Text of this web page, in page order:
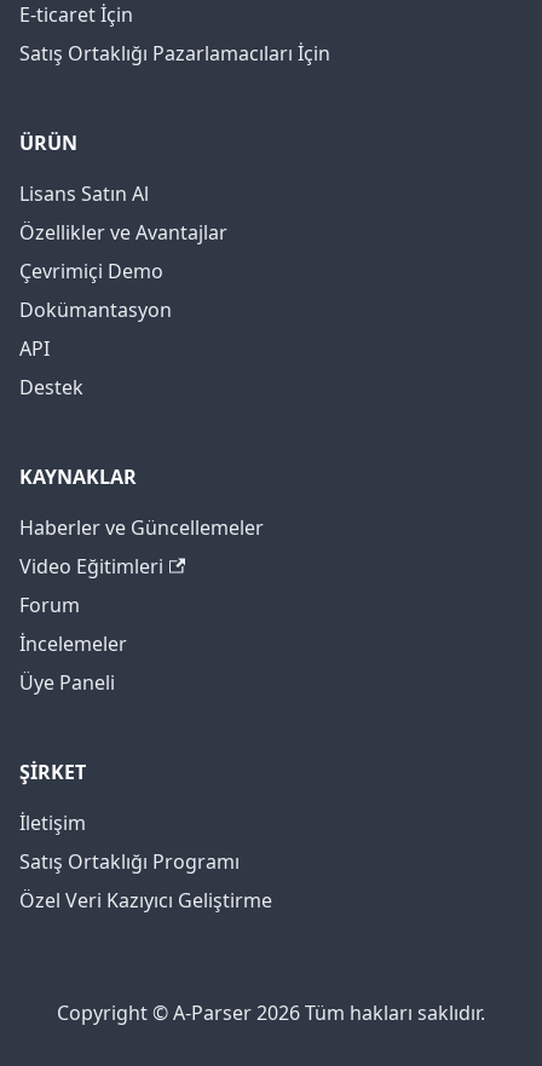
E-ticaret İçin
Satış Ortaklığı Pazarlamacıları İçin
ÜRÜN
Lisans Satın Al
Özellikler ve Avantajlar
Çevrimiçi Demo
Dokümantasyon
API
Destek
KAYNAKLAR
Haberler ve Güncellemeler
Video Eğitimleri
Forum
İncelemeler
Üye Paneli
ŞİRKET
İletişim
Satış Ortaklığı Programı
Özel Veri Kazıyıcı Geliştirme
Copyright © A-Parser 2026 Tüm hakları saklıdır.